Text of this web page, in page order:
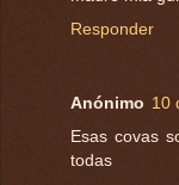
Responder
Anónimo 10
Esas covas
todas